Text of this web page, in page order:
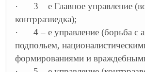
·
3 – е Главное управление
контрразведка);
·
4 – е управление (борьба с
подпольем,
формированиями и